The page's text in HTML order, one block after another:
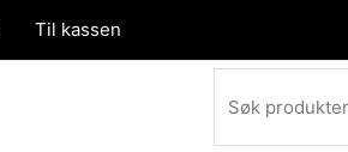
Til kassen
Søk